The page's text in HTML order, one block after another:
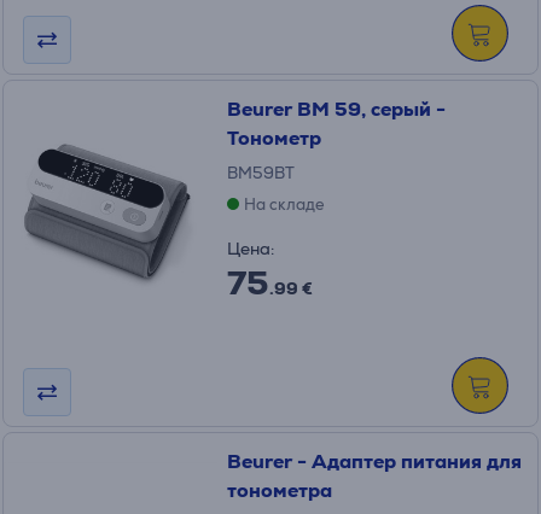
Beurer BM 59, серый -
Тонометр
BM59BT
На складе
Цена:
75.99 €
Beurer - Адаптер питания для
тонометра